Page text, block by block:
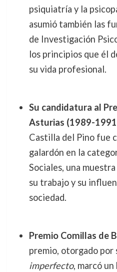
psiquiatría y la
asumió también las
de Investigación
los principios que él
su vida profesional.
Su candidatura al
Asturias (1989-
Castilla del Pino fue
galardón en la
Sociales, una
su trabajo y su
sociedad.
Premio Comillas de
premio, otorgado por
imperfecto, marcó